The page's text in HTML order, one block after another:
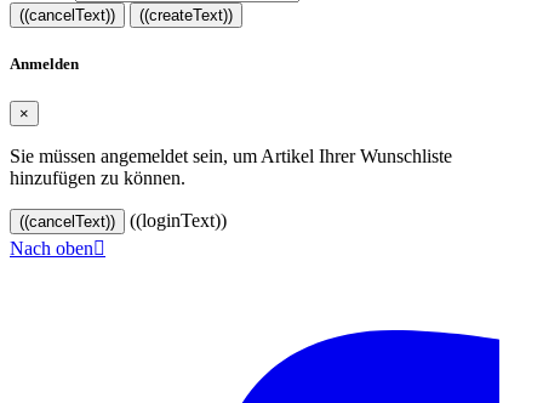
((cancelText)) ((createText))
Anmelden
×
Sie müssen angemeldet sein, um Artikel Ihrer Wunschliste
hinzufügen zu können.
((cancelText))
((loginText))
Nach oben